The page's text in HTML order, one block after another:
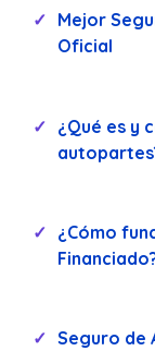
Mejor
Oficial
¿Qué es y
¿Cómo
Seguro de